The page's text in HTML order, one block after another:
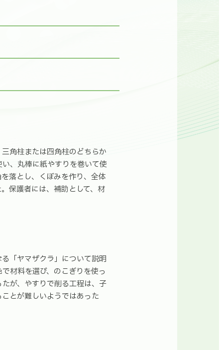
角柱または四角柱のどちらか
、丸棒に紙やすりを巻いて使
落とし、くぼみを作り、全体
保護者には、補助として、材
「ヤマザクラ」について説明
材料を選び、のこぎりを使っ
が、やすりで削る工程は、子
とが難しいようではあった